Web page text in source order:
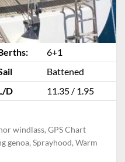
6+1
Battened
D 11.35 / 1.95
windlass, GPS Chart
genoa, Sprayhood, Warm